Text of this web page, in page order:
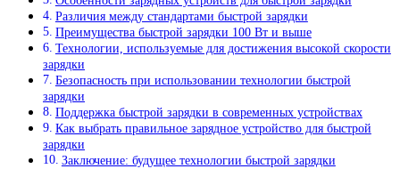
Различия между стандартами быстрой зарядки
Преимущества быстрой зарядки 100 Вт и выше
Технологии, используемые для достижения высокой скорости
зарядки
Безопасность при использовании технологии быстрой
зарядки
Поддержка быстрой зарядки в современных устройствах
Как выбрать правильное зарядное устройство для быстрой
зарядки
Заключение: будущее технологии быстрой зарядки